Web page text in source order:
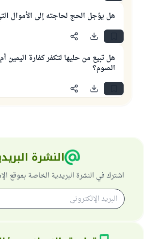
هل يؤجل الحج لحاجته إلى الأموال
هل تبيع من حليها لتكفر كفارة اليمين
الصوم؟
النشرة
اشترك في النشرة البريدية الخاصة بموقع